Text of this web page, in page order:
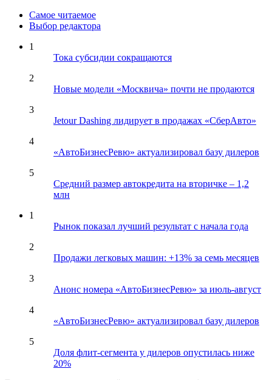
Самое читаемое
Выбор редактора
1
Тока субсидии сокращаются
2
Новые модели «Москвича» почти не продаются
3
Jetour Dashing лидирует в продажах «СберАвто»
4
«АвтоБизнесРевю» актуализировал базу дилеров
5
Средний размер автокредита на вторичке – 1,2
млн
1
Рынок показал лучший результат с начала года
2
Продажи легковых машин: +13% за семь месяцев
3
Анонс номера «АвтоБизнесРевю» за июль-август
4
«АвтоБизнесРевю» актуализировал базу дилеров
5
Доля флит-сегмента у дилеров опустилась ниже
20%